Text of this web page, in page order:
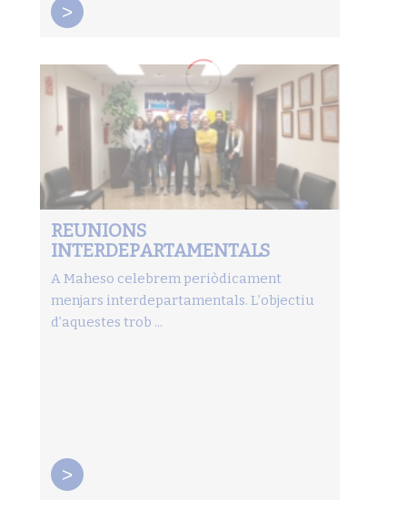
>
REUNIONS
INTERDEPARTAMENTALS
A Maheso celebrem periòdicament
menjars interdepartamentals. L’objectiu
d’aquestes trob ...
>